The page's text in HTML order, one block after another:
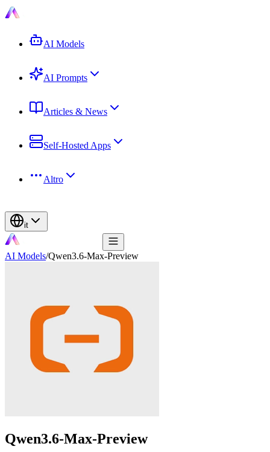
AI Models
AI Prompts
Articles & News
Self-Hosted Apps
Altro
it
AI Models/Qwen3.6-Max-Preview
Qwen3.6-Max-Preview